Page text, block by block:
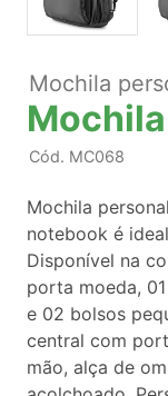
Mochila
Cód. MC068
Mochila
notebook é
Disponível na
porta moeda,
e 02 bolsos
central com
mão, alça de